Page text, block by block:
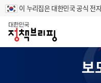
이 누리집은 대한민국 공식 전
홈
보